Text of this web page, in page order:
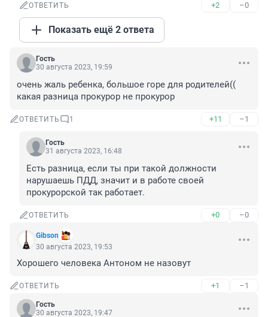
ОТВЕТИТЬ +2 –0
Показать ещё 2 ответа
Гость
30 августа 2023, 19:59
очень жаль ребенка, большое горе для родителей((
какая разница прокурор не прокурор
ОТВЕТИТЬ 1 +11 –1
Гость
31 августа 2023, 16:48
Есть разница, если ты при такой должности
нарушаешь ПДД, значит и в работе своей
прокурорской так работает.
ОТВЕТИТЬ +0 –0
Gibson
30 августа 2023, 19:53
Хорошего человека Антоном не назовут
ОТВЕТИТЬ +1 –1
Гость
30 августа 2023, 19:47